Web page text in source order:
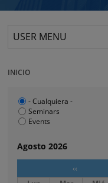
USER MENU
INICIO
Agosto 2026
‹‹
- Cualquiera -
Seminars
Events